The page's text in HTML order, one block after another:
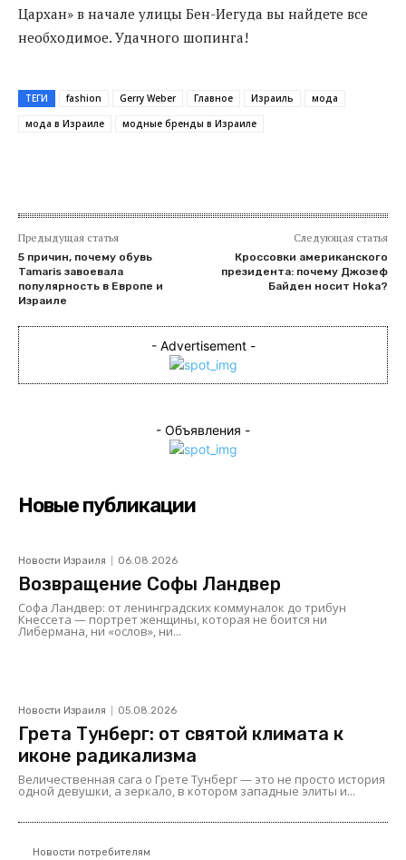
Цархан» в начале улицы Бен-Иегуда вы найдете все
необходимое. Удачного шопинга!
ТЕГИ fashion Gerry Weber Главное Израиль
мода
мода в Израиле
модные бренды в Израиле
Предыдущая статья
5 причин, почему обувь
Tamaris завоевала
популярность в Европе и
Израиле
Следующая статья
Кроссовки американского
президента: почему Джозеф
Байден носит Hoka?
- Advertisement -
- Объявления -
Новые публикации
Новости Израиля 06.08.2026
Возвращение Софы Ландвер
Софа Ландвер: от ленинградских коммуналок до трибун
Кнессета — портрет женщины, которая не боится ни
Либермана, ни «ослов», ни...
Новости Израиля 05.08.2026
Грета Тунберг: от святой климата к
иконе радикализма
Величественная сага о Грете Тунберг — это не просто история
одной девушки, а зеркало, в котором западные элиты и...
Новости потребителям